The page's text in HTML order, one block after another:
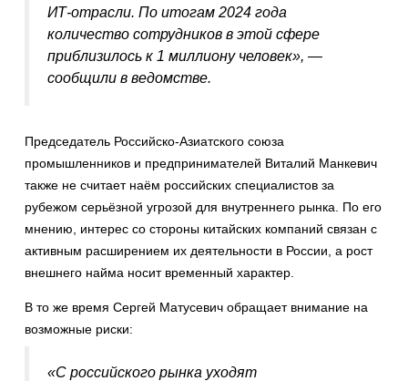
ИТ-отрасли. По итогам 2024 года
количество сотрудников в этой сфере
приблизилось к 1 миллиону человек», —
сообщили в ведомстве.
Председатель Российско-Азиатского союза
промышленников и предпринимателей Виталий Манкевич
также не считает наём российских специалистов за
рубежом серьёзной угрозой для внутреннего рынка. По его
мнению, интерес со стороны китайских компаний связан с
активным расширением их деятельности в России, а рост
внешнего найма носит временный характер.
В то же время Сергей Матусевич обращает внимание на
возможные риски:
«С российского рынка уходят